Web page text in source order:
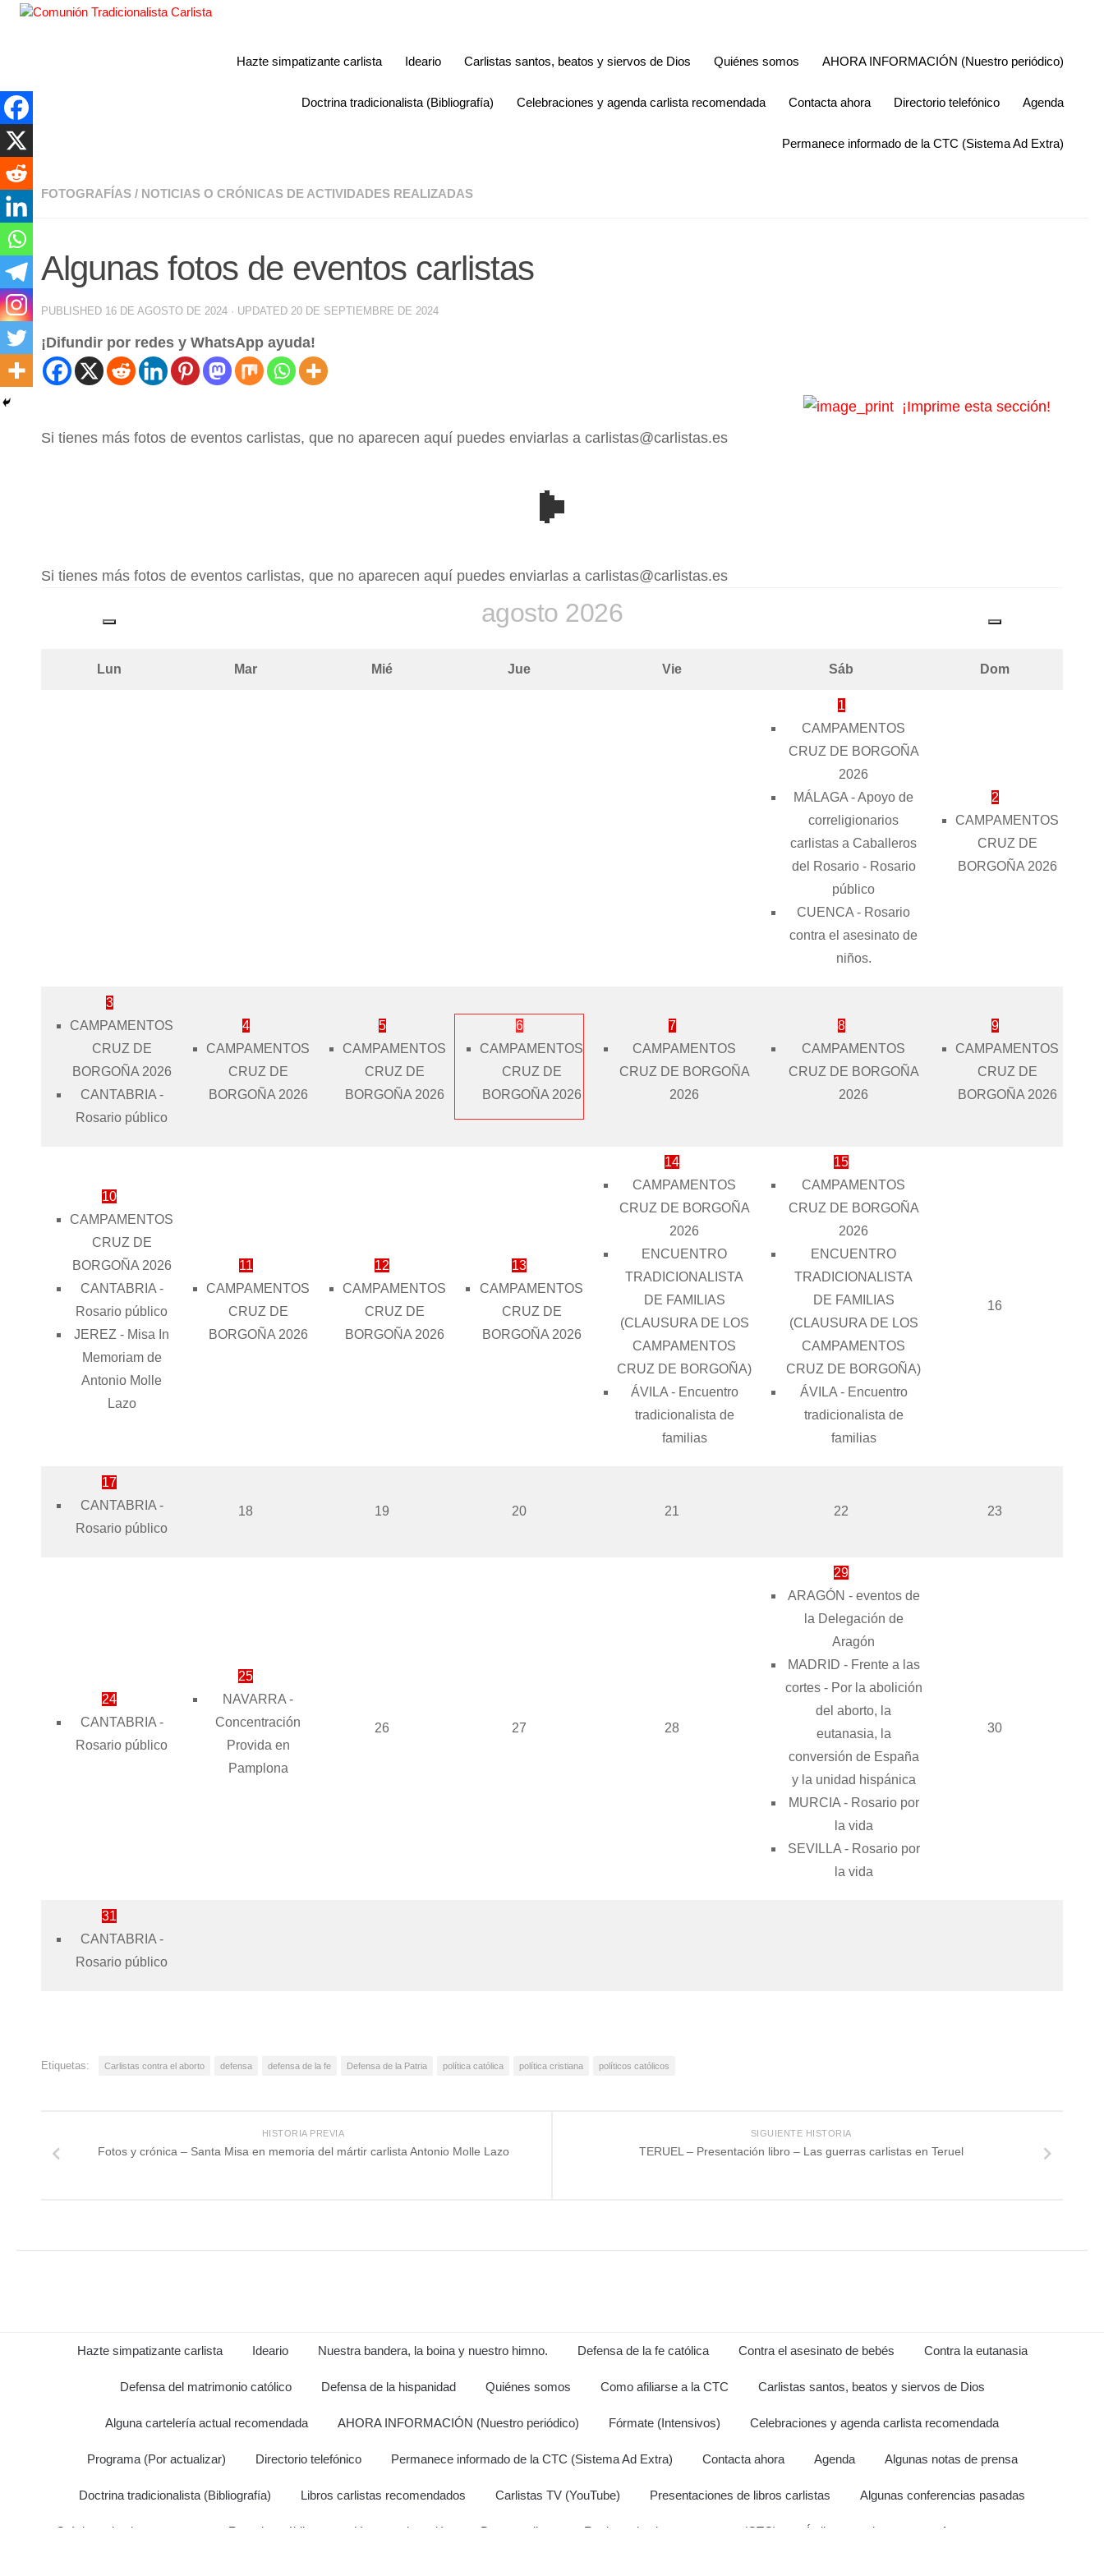
Hazte simpatizante carlista Ideario Carlistas santos, beatos y siervos de Dios Quiénes somos AHORA INFORMACIÓN (Nuestro periódico)
Doctrina tradicionalista (Bibliografía) Celebraciones y agenda carlista recomendada Contacta ahora Directorio telefónico Agenda
Permanece informado de la CTC (Sistema Ad Extra)
FOTOGRAFÍAS / NOTICIAS O CRÓNICAS DE ACTIVIDADES REALIZADAS
Algunas fotos de eventos carlistas
PUBLISHED 16 DE AGOSTO DE 2024 · UPDATED 20 DE SEPTIEMBRE DE 2024
¡Difundir por redes y WhatsApp ayuda!
¡Imprime esta sección!
Si tienes más fotos de eventos carlistas, que no aparecen aquí puedes enviarlas a carlistas@carlistas.es
Si tienes más fotos de eventos carlistas, que no aparecen aquí puedes enviarlas a carlistas@carlistas.es
agosto 2026
Lun Mar Mié Jue Vie Sáb Dom
1
CAMPAMENTOS
CRUZ DE BORGOÑA
2026
MÁLAGA - Apoyo de
correligionarios
carlistas a Caballeros
del Rosario - Rosario
público
CUENCA - Rosario
contra el asesinato de
niños.
2
CAMPAMENTOS
CRUZ DE
BORGOÑA 2026
3
CAMPAMENTOS
CRUZ DE
BORGOÑA 2026
CANTABRIA -
Rosario público
4
CAMPAMENTOS
CRUZ DE
BORGOÑA 2026
5
CAMPAMENTOS
CRUZ DE
BORGOÑA 2026
6
CAMPAMENTOS
CRUZ DE
BORGOÑA 2026
7
CAMPAMENTOS
CRUZ DE BORGOÑA
2026
8
CAMPAMENTOS
CRUZ DE BORGOÑA
2026
9
CAMPAMENTOS
CRUZ DE
BORGOÑA 2026
10
CAMPAMENTOS
CRUZ DE
BORGOÑA 2026
CANTABRIA -
Rosario público
JEREZ - Misa In
Memoriam de
Antonio Molle
Lazo
11
CAMPAMENTOS
CRUZ DE
BORGOÑA 2026
12
CAMPAMENTOS
CRUZ DE
BORGOÑA 2026
13
CAMPAMENTOS
CRUZ DE
BORGOÑA 2026
14
CAMPAMENTOS
CRUZ DE BORGOÑA
2026
ENCUENTRO
TRADICIONALISTA
DE FAMILIAS
(CLAUSURA DE LOS
CAMPAMENTOS
CRUZ DE BORGOÑA)
ÁVILA - Encuentro
tradicionalista de
familias
15
CAMPAMENTOS
CRUZ DE BORGOÑA
2026
ENCUENTRO
TRADICIONALISTA
DE FAMILIAS
(CLAUSURA DE LOS
CAMPAMENTOS
CRUZ DE BORGOÑA)
ÁVILA - Encuentro
tradicionalista de
familias
16
17
CANTABRIA -
Rosario público
18 19 20 21 22 23
24
CANTABRIA -
Rosario público
25
NAVARRA -
Concentración
Provida en
Pamplona
26 27 28
29
ARAGÓN - eventos de
la Delegación de
Aragón
MADRID - Frente a las
cortes - Por la abolición
del aborto, la
eutanasia, la
conversión de España
y la unidad hispánica
MURCIA - Rosario por
la vida
SEVILLA - Rosario por
la vida
30
31
CANTABRIA -
Rosario público
Etiquetas: Carlistas contra el aborto defensa defensa de la fe Defensa de la Patria política católica política cristiana políticos católicos
SIGUIENTE HISTORIA
TERUEL – Presentación libro – Las guerras carlistas en Teruel
HISTORIA PREVIA
Fotos y crónica – Santa Misa en memoria del mártir carlista Antonio Molle Lazo
Hazte simpatizante carlista Ideario Nuestra bandera, la boina y nuestro himno. Defensa de la fe católica Contra el asesinato de bebés Contra la eutanasia
Defensa del matrimonio católico Defensa de la hispanidad Quiénes somos Como afiliarse a la CTC Carlistas santos, beatos y siervos de Dios
Alguna cartelería actual recomendada AHORA INFORMACIÓN (Nuestro periódico) Fórmate (Intensivos) Celebraciones y agenda carlista recomendada
Programa (Por actualizar) Directorio telefónico Permanece informado de la CTC (Sistema Ad Extra) Contacta ahora Agenda Algunas notas de prensa
Doctrina tradicionalista (Bibliografía) Libros carlistas recomendados Carlistas TV (YouTube) Presentaciones de libros carlistas Algunas conferencias pasadas
Crónicas de algunos actos Rosarios públicos Haz una donación Bazar carlista Registro de algunos avances (CTC) Índice por etiquetas Avances por meses